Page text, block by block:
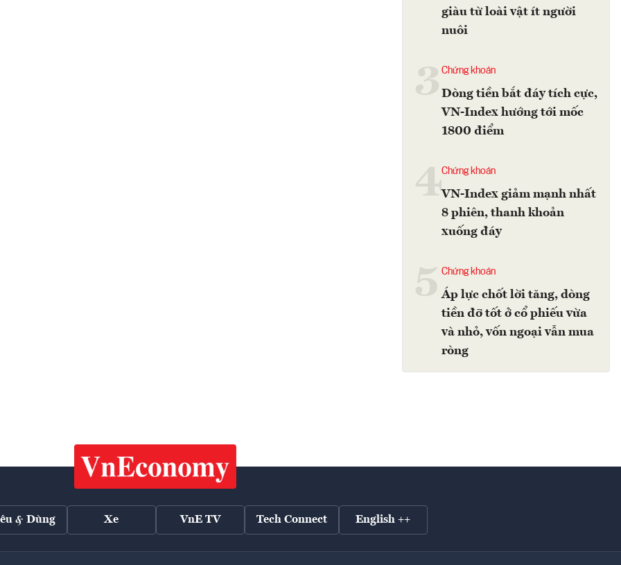
giàu từ loài vật ít người
nuôi
Chứng khoán
Dòng tiền bắt đáy tích cực,
VN-Index hướng tới mốc
1800 điểm
4Chứng khoán
VN-Index giảm mạnh nhất
8 phiên, thanh khoản
xuống đáy
Chứng khoán
Áp lực chốt lời tăng, dòng
tiền đỡ tốt ở cổ phiếu vừa
và nhỏ, vốn ngoại vẫn mua
ròng
& Dùng Xe VnE TV Tech Connect English ++